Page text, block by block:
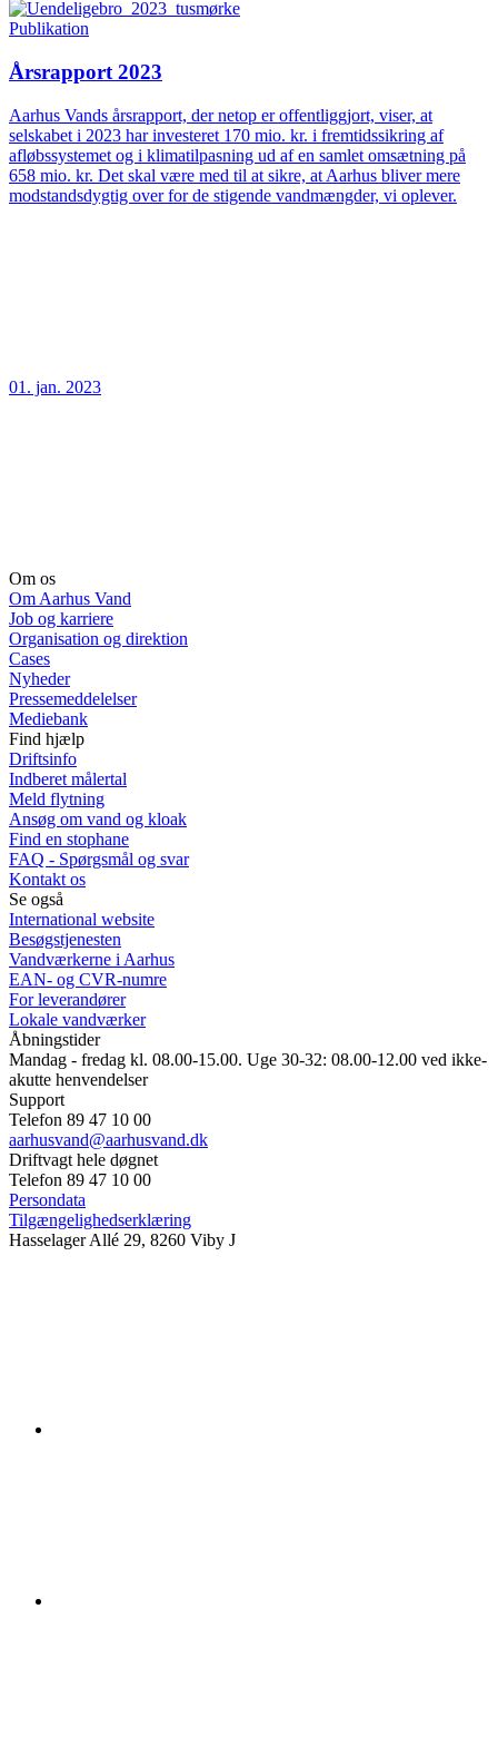
Publikation
Årsrapport 2023
Aarhus Vands årsrapport, der netop er offentliggjort, viser, at
selskabet i 2023 har investeret 170 mio. kr. i fremtidssikring af
afløbssystemet og i klimatilpasning ud af en samlet omsætning på
658 mio. kr. Det skal være med til at sikre, at Aarhus bliver mere
modstandsdygtig over for de stigende vandmængder, vi oplever.
01. jan. 2023
Om os
Om Aarhus Vand
Job og karriere
Organisation og direktion
Cases
Nyheder
Pressemeddelelser
Mediebank
Find hjælp
Driftsinfo
Indberet målertal
Meld flytning
Ansøg om vand og kloak
Find en stophane
FAQ - Spørgsmål og svar
Kontakt os
Se også
International website
Besøgstjenesten
Vandværkerne i Aarhus
EAN- og CVR-numre
For leverandører
Lokale vandværker
Åbningstider
Mandag - fredag kl. 08.00-15.00. Uge 30-32: 08.00-12.00 ved ikke-
akutte henvendelser
Support
Telefon 89 47 10 00
aarhusvand@aarhusvand.dk
Driftvagt hele døgnet
Telefon 89 47 10 00
Persondata
Tilgængelighedserklæring
Hasselager Allé 29, 8260 Viby J